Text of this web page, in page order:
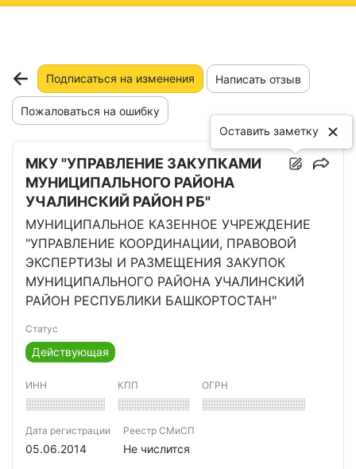
Подписаться на изменения Написать отзыв
Пожаловаться на ошибку
МКУ "УПРАВЛЕНИЕ ЗАКУПКАМИ
МУНИЦИПАЛЬНОГО РАЙОНА
УЧАЛИНСКИЙ РАЙОН РБ"
МУНИЦИПАЛЬНОЕ КАЗЕННОЕ УЧРЕЖДЕНИЕ
"УПРАВЛЕНИЕ КООРДИНАЦИИ, ПРАВОВОЙ
ЭКСПЕРТИЗЫ И РАЗМЕЩЕНИЯ ЗАКУПОК
МУНИЦИПАЛЬНОГО РАЙОНА УЧАЛИНСКИЙ
РАЙОН РЕСПУБЛИКИ БАШКОРТОСТАН"
Статус
Действующая
ИНН
░░░░░░░░░░
КПП
░░░░░░░░░
ОГРН
░░░░░░░░░░░░░
Дата регистрации
05.06.2014
Реестр СМиСП
Не числится
Оставить заметку